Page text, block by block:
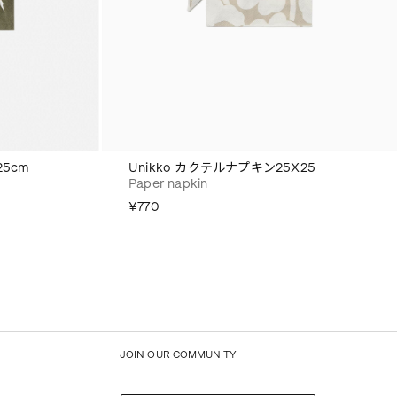
Unikko カクテルナプキン25X25
Paper napkin
¥770
JOIN OUR COMMUNITY